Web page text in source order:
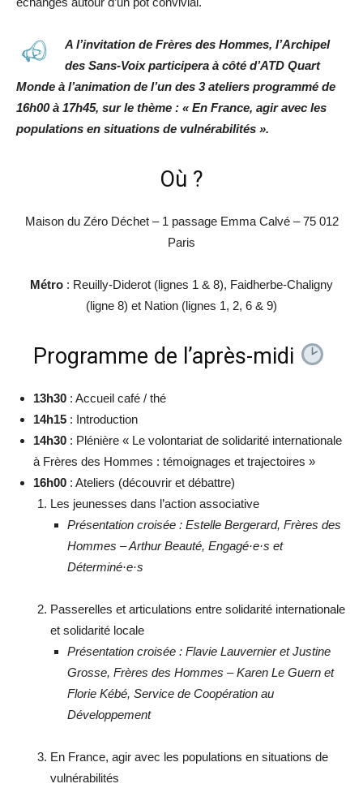
A l’invitation de Frères des Hommes, l’Archipel
des Sans-Voix participera à côté d’ATD Quart
Monde à l’animation de l’un des 3 ateliers programmé de
16h00 à 17h45, sur le thème : « En France, agir avec les
populations en situations de vulnérabilités ».
Où ?
Maison du Zéro Déchet – 1 passage Emma Calvé – 75 012
Paris
Métro : Reuilly-Diderot (lignes 1 & 8), Faidherbe-Chaligny
(ligne 8) et Nation (lignes 1, 2, 6 & 9)
Programme de l’après-midi
13h30 : Accueil café / thé
14h15 : Introduction
14h30 : Plénière « Le volontariat de solidarité internationale
à Frères des Hommes : témoignages et trajectoires »
16h00 : Ateliers (découvrir et débattre)
Les jeunesses dans l’action associative
Présentation croisée : Estelle Bergerard, Frères des
Hommes – Arthur Beauté, Engagé·e·s et
Déterminé·e·s
Passerelles et articulations entre solidarité internationale
et solidarité locale
Présentation croisée : Flavie Lauvernier et Justine
Grosse, Frères des Hommes – Karen Le Guern et
Florie Kébé, Service de Coopération au
Développement
En France, agir avec les populations en situations de
vulnérabilités